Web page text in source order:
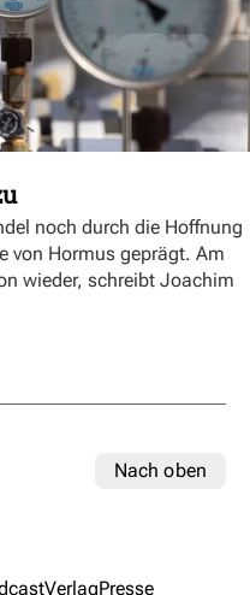
noch durch die Hoffnung
von Hormus geprägt. Am
wieder, schreibt Joachim
Nach oben
VerlagPresse